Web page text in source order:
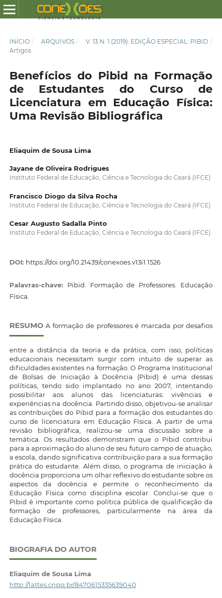
INÍCIO / ARQUIVOS / V. 13 N. 1 (2019): EDIÇÃO ESPECIAL: PIBID /
Artigos
Benefícios do Pibid na Formação
de Estudantes do Curso de
Licenciatura em Educação Física:
Uma Revisão Bibliográfica
Eliaquim de Sousa Lima
Jayane de Oliveira Rodrigues
Instituto Federal de Educação, Ciência e Tecnologia do Ceará (IFCE)
Francisco Diogo da Silva Rocha
Instituto Federal de Educação, Ciência e Tecnologia do Ceará (IFCE)
Cesar Augusto Sadalla Pinto
Instituto Federal de Educação, Ciência e Tecnologia do Ceará (IFCE)
DOI: https://doi.org/10.21439/conexoes.v13i1.1526
Palavras-chave: Pibid. Formação de Professores. Educação
Física.
RESUMO A formação de professores é marcada por desafios
entre a distância da teoria e da prática, com isso, políticas
educacionais necessitam surgir com intuito de superar as
dificuldades existentes na formação. O Programa Institucional
de Bolsas de Iniciação à Docência (Pibid) é uma dessas
políticas, tendo sido implantado no ano 2007, intentando
possibilitar aos alunos das licenciaturas: vivências e
experiências na docência. Partindo disso, objetivou-se analisar
as contribuições do Pibid para a formação dos estudantes do
curso de licenciatura em Educação Física. A partir de uma
revisão bibliográfica, realizou-se uma discussão sobre a
temática. Os resultados demonstram que o Pibid contribui
para a aproximação do aluno de seu futuro campo de atuação,
a escola, dando significativa contribuição para a sua formação
prática do estudante. Além disso, o programa de iniciação à
docência proporciona um olhar reflexivo do estudante sobre os
aspectos da docência e permite o reconhecimento da
Educação Física como disciplina escolar. Conclui-se que o
Pibid é importante como política pública de qualificação da
formação de professores, particularmente na área da
Educação Física.
BIOGRAFIA DO AUTOR
Eliaquim de Sousa Lima
http://lattes.cnpq.br/8470615335639040